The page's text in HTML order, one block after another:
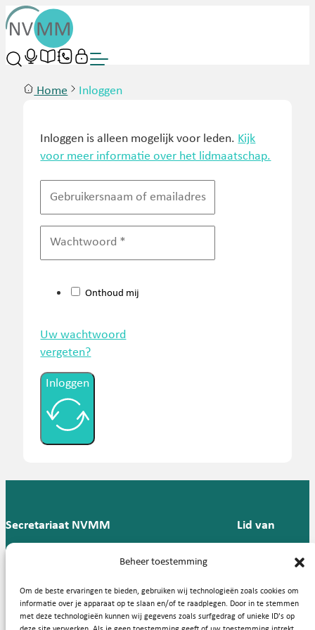
Beheer toestemming
Om de beste ervaringen te bieden, gebruiken wij technologieën zoals cookies om
informatie over je apparaat op te slaan en/of te raadplegen. Door in te stemmen
met deze technologieën kunnen wij gegevens zoals surfgedrag of unieke ID's op
Home Inloggen
Inloggen is alleen mogelijk voor leden. Kijk
voor meer informatie over het lidmaatschap.
Onthoud mij
Uw wachtwoord
vergeten?
Inloggen
Secretariaat NVMM
Groningen
T: 088 -
57
Lid van